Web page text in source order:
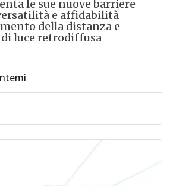
le sue nuove barriere
e affidabilità
della distanza e
luce retrodiffusa